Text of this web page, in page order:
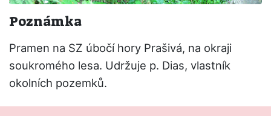
Poznámka
Pramen na SZ úbočí hory Prašivá, na okraji
soukromého lesa. Udržuje p. Dias, vlastník
okolních pozemků.